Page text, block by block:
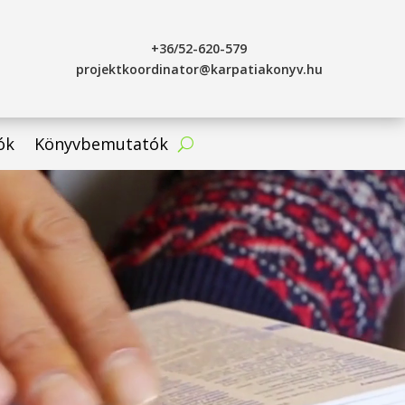
+36/52-620-579
projektkoordinator@karpatiakonyv.hu
Könyvbemutatók